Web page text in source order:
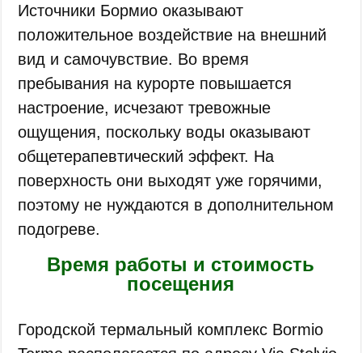
Источники Бормио оказывают
положительное воздействие на внешний
вид и самочувствие. Во время
пребывания на курорте повышается
настроение, исчезают тревожные
ощущения, поскольку воды оказывают
общетерапевтический эффект. На
поверхность они выходят уже горячими,
поэтому не нуждаются в дополнительном
подогреве.
Время работы и стоимость
посещения
Городской термальный комплекс Bormio